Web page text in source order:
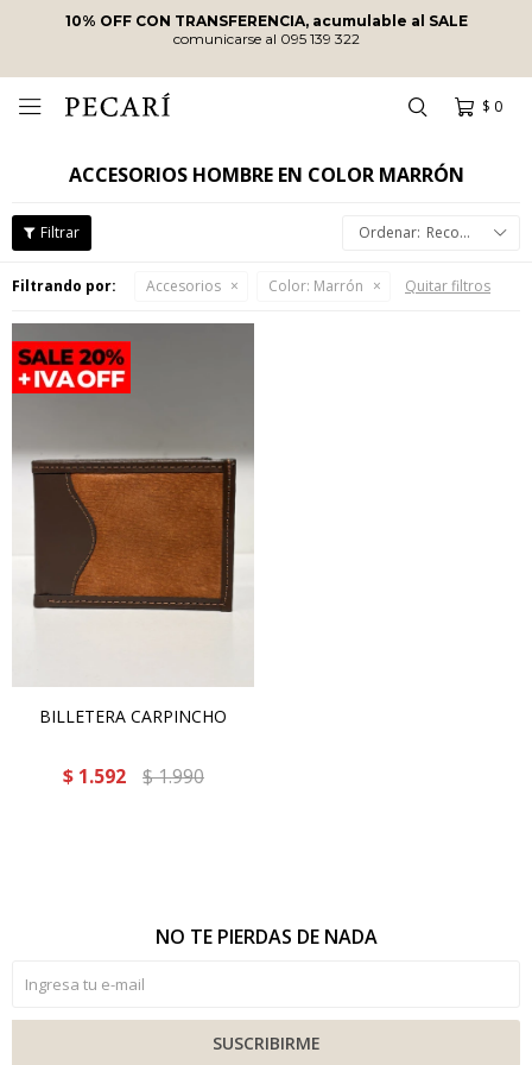
10% OFF CON TRANSFERENCIA, acumulable al SALE
comunicarse al 095 139 322
$ 0

ACCESORIOS HOMBRE EN COLOR MARRÓN
Recomendados
Filtrando por: Accesorios Color: Marrón Quitar filtros
BILLETERA CARPINCHO
$ 1.592 $1.990
NO TE PIERDAS DE NADA
SUSCRIBIRME